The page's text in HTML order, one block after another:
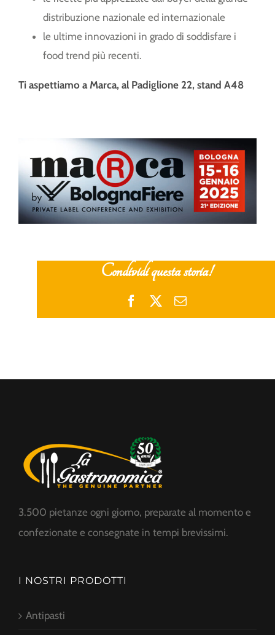
distribuzione nazionale ed internazionale
le ultime innovazioni in grado di soddisfare i
food trend più recenti.
Ti aspettiamo a Marca, al Padiglione 22, stand A48
Condividi questa storia!
FacebookEmail
3.500 pietanze ogni giorno, preparate al momento e
confezionate e consegnate in tempi brevissimi.
I NOSTRI PRODOTTI
Antipasti